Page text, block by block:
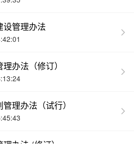
设管理办法
办法（修订）
理办法（试行）
办法 (修订）